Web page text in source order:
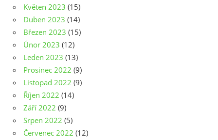
Květen 2023 (15)
Duben 2023 (14)
Březen 2023 (15)
Únor 2023 (12)
Leden 2023 (13)
Prosinec 2022 (9)
Listopad 2022 (9)
Říjen 2022 (14)
Září 2022 (9)
Srpen 2022 (5)
Červenec 2022 (12)